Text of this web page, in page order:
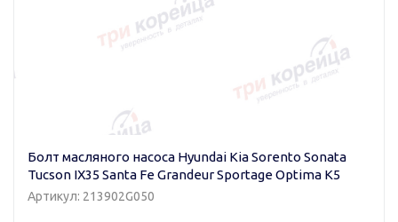
Болт масляного насоса Hyundai Kia Sorento Sonata
Tucson IX35 Santa Fe Grandeur Sportage Optima K5
Артикул: 213902G050